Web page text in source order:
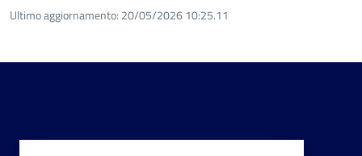
Ultimo aggiornamento: 20/05/2026 10:25.11